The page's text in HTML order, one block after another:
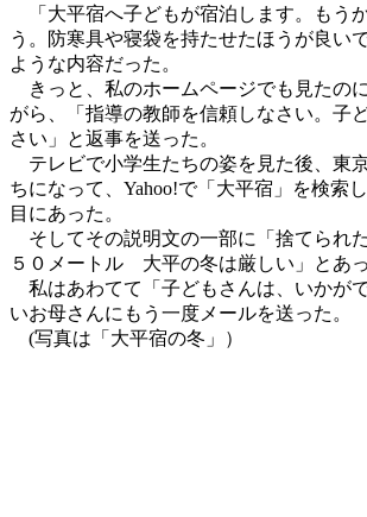
「大平宿へ子どもが宿泊します。もう
う。防寒具や寝袋を持たせたほうが良い
ような内容だった。
きっと、私のホームページでも見たの
がら、「指導の教師を信頼しなさい。子
さい」と返事を送った。
テレビで小学生たちの姿を見た後、東
ちになって、Yahoo!で「大平宿」を検索
目にあった。
そしてその説明文の一部に「捨てられ
５０メートル 大平の冬は厳しい」とあっ
私はあわてて「子どもさんは、いかが
いお母さんにもう一度メールを送った。
(写真は「大平宿の冬」）